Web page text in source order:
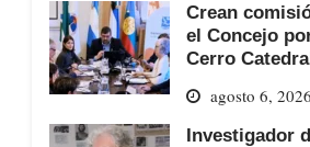
Crean
el Concejo
Cerro
agosto 6, 2026
Investigador